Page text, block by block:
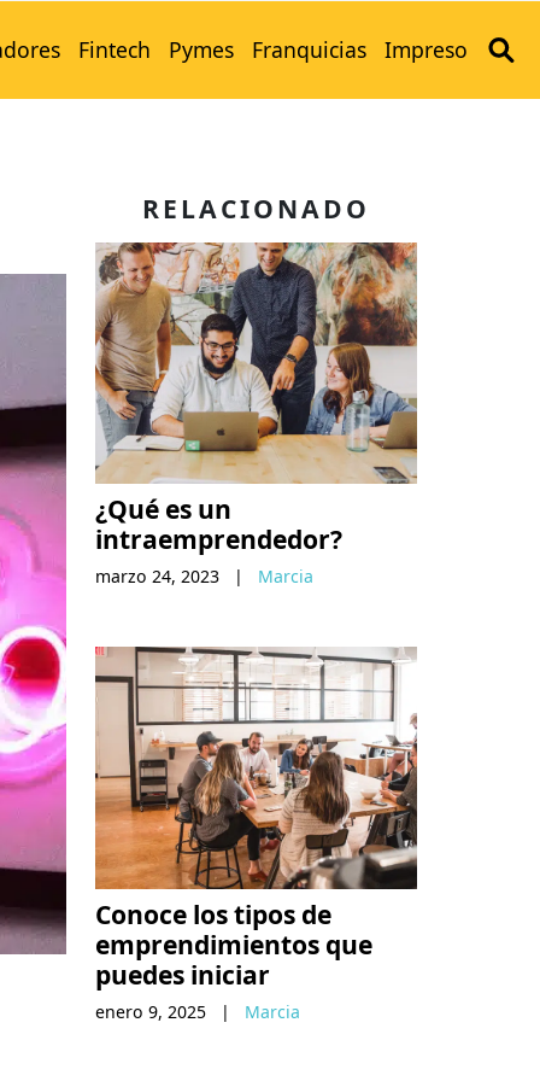
Fintech Pymes Franquicias Impreso
RELACIONADO
¿Qué es un
intraemprendedor?
marzo 24, 2023 | Marcia
Conoce los tipos de
emprendimientos que
puedes iniciar
enero 9, 2025 | Marcia